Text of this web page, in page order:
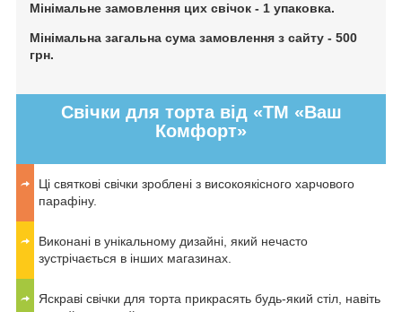
Мінімальне замовлення цих свічок - 1 упаковка.
Мінімальна загальна сума замовлення з сайту - 500
грн.
Свічки для торта від «ТМ «Ваш
Комфорт»
Ці святкові свічки зроблені з високоякісного харчового
парафіну.
Виконані в унікальному дизайні, який нечасто
зустрічається в інших магазинах.
Яскраві свічки для торта прикрасять будь-який стіл, навіть